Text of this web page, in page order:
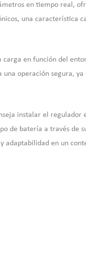
en tiempo real,
una característica
en función del
operación segura, ya
instalar el
de batería a través de
adaptabilidad en un